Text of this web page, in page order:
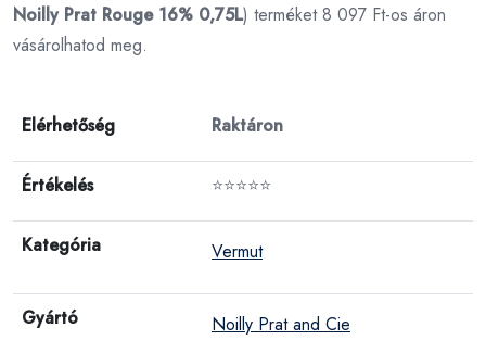
Noilly Prat Rouge 16% 0,75L) terméket 8 097 Ft-os áron
vásárolhatod meg.
Elérhetőség Raktáron
Értékelés ⭐⭐⭐⭐⭐
Kategória Vermut
Gyártó Noilly Prat and Cie